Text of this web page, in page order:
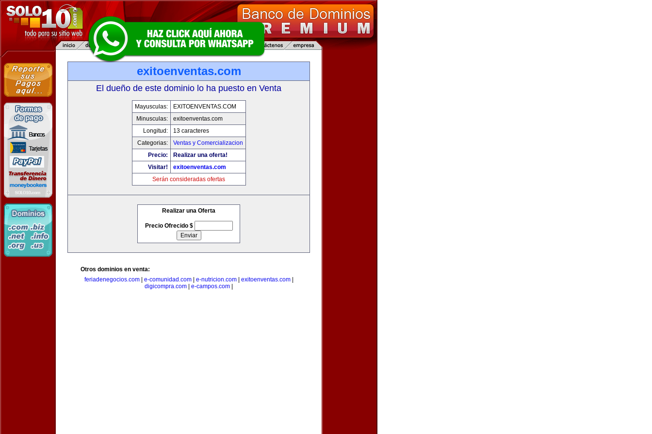
exitoenventas.com
El dueño de este dominio lo ha puesto en Venta
Mayusculas:
EXITOENVENTAS.COM
Minusculas:
exitoenventas.com
Longitud:
13 caracteres
Categorias:
Ventas y Comercializacion
Precio:
Realizar una oferta!
Visitar!
exitoenventas.com
Serán consideradas ofertas
Realizar una Oferta
Precio Ofrecido $
Otros dominios en venta:
feriadenegocios.com| e-comunidad.com| e-nutricion.com| exitoenventas.com|
digicompra.com
e-campos.com